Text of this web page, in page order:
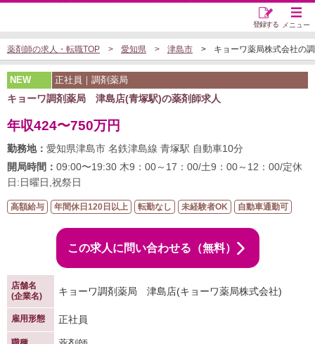
メニュー
登録する
薬剤師の求人・転職TOP 愛知県 津島市 キョーワ薬局株式会社の
NEW 正社員｜調剤薬局
キョーワ調剤薬局 津島店(青塚駅)の薬剤師求人
年収424〜750万円
勤務地： 愛知県津島市 名鉄津島線 青塚駅 自動車10分
開局時間： 09:00〜19:30 木9：00～17：00/土9：00～12：00/定休
日:日曜日,祝祭日
高額給与 年間休日120日以上 転勤なし 未経験者OK 自動車通勤可
この求人に問い合わせる（無料）
店舗名
(企業名)
キョーワ調剤薬局 津島店(キョーワ薬局株式会社)
雇用形態 正社員